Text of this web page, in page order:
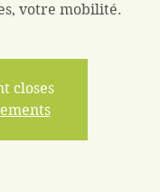
votre mobilité.
closes